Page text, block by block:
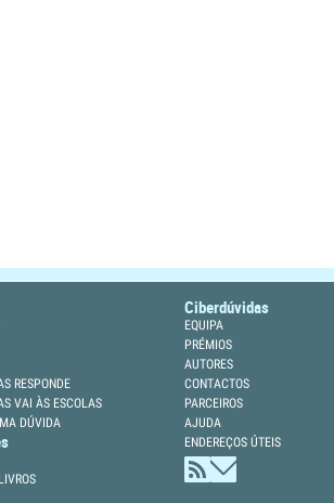
RESPONDE
VAI ÀS ESCOLAS
DÚVIDA
Ciberdúvidas
EQUIPA
PRÉMIOS
AUTORES
CONTACTOS
PARCEIROS
AJUDA
ENDEREÇOS ÚTEIS